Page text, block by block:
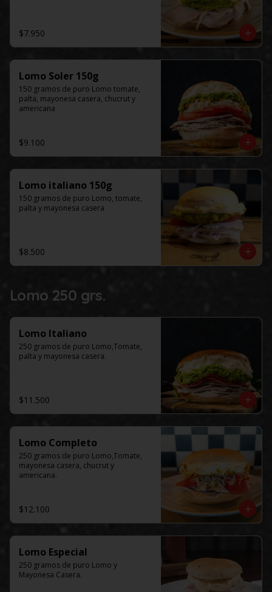
$7.950
Lomo Soler 150g
150 gramos de puro Lomo tomate,
palta, mayonesa casera, chucrut y
americana
$9.100
Lomo italiano 150g
150 gramos de puro Lomo, tomate,
palta y mayonesa casera
$8.500
Lomo 250 grs.
Lomo Italiano
250 gramos de puro Lomo,Tomate,
palta y mayonesa casera.
$11.500
Lomo Completo
250 gramos de puro Lomo,Tomate,
mayonesa casera, chucrut y
americana.
$12.100
Lomo Especial
250 gramos de puro Lomo y
Mayonesa Casera.